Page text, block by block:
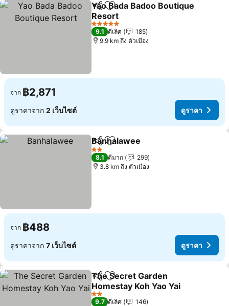
แชร์ เพิ่มในรายการโปรด
Yao Bada Badoo Boutique
Resort
ดูราคา
5 ดาว
9.1 ดีเลิศ
185
9.9 km ถึง ตัวเมือง
จาก ฿2,871
ดูราคาจาก 2 เว็บไซต์ ดูราคา
แชร์ เพิ่มในรายการโปรด
Banhalawee
2 ดาว
8.1 ดีมาก
299
3.8 km ถึง ตัวเมือง
จาก ฿488
ดูราคาจาก 7 เว็บไซต์ ดูราคา
แชร์ เพิ่มในรายการโปรด
The Secret Garden
Homestay Koh Yao Yai
ดูราคา
2 ดาว
9.7 ดีเลิศ
146